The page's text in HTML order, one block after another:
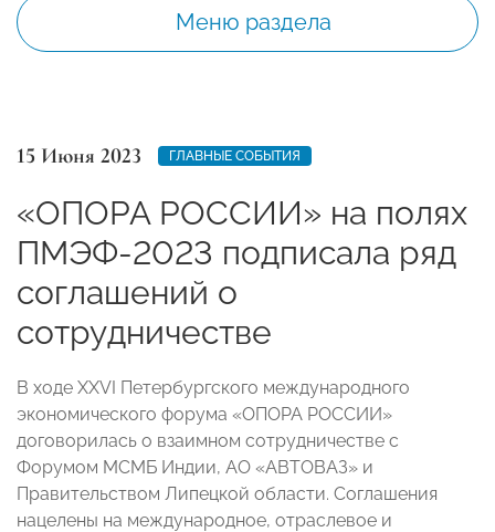
Меню раздела
15 Июня 2023 ГЛАВНЫЕ СОБЫТИЯ
«ОПОРА РОССИИ» на полях
ПМЭФ-2023 подписала ряд
соглашений о
сотрудничестве
В ходе XXVI Петербургского международного
экономического форума «ОПОРА РОССИИ»
договорилась о взаимном сотрудничестве с
Форумом МСМБ Индии, АО «АВТОВАЗ» и
Правительством Липецкой области. Соглашения
нацелены на международное, отраслевое и